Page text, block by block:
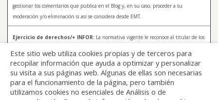
gestionar los comentarios que publica en el Blog y, en su caso, proceder a su
moderación y/o eliminación si así se considera desde EMT.
Ejercicio de derechos/+ INFOR: La normativa vigente le reconoce al titular de los
rectificar y a solicitar la supresión de sus datos. Para más información sobre el
tratamiento de sus datos y la forma en que puede ejercer sus derechos, consulte la
Política de Privacidad de Blog EMT, disponible en:
blog.emtmadrid.es/politica-de-
privacidad
Este sitio web utiliza cookies propias y de terceros para
recopilar información que ayuda a optimizar y personalizar
su visita a sus páginas web. Algunas de ellas son necesarias
para el funcionamiento de la página, pero también
utilizamos cookies no esenciales de Análisis o de